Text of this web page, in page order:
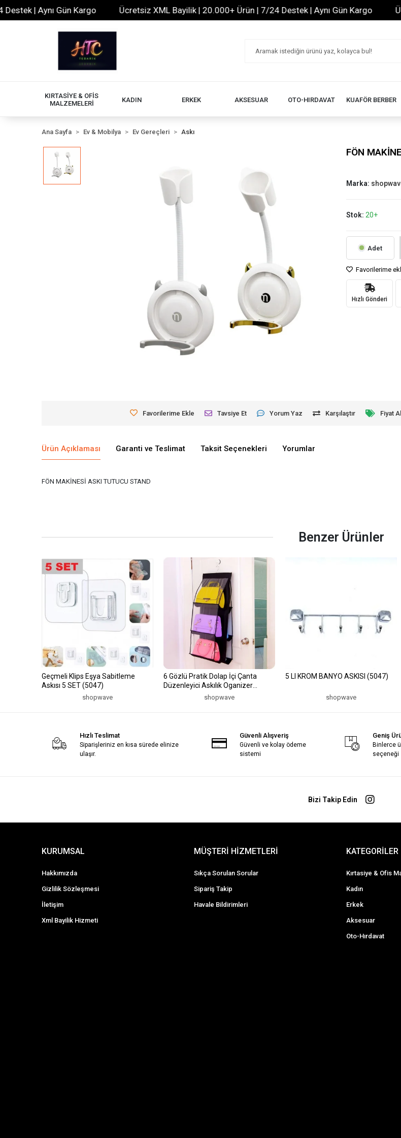
| Aynı Gün Kargo Ücretsiz XML Bayilik | 20.000+ Ürün | 7/24 Destek | Aynı Gün Kargo
KIRTASİYE & OFİS
MALZEMELERİ
KADIN ERKEK AKSESUAR OTO-HIRDAVAT KUAFÖR BERBER
Ana Sayfa Ev & Mobilya Ev Gereçleri Askı
FÖN
Marka:
Stok: 20+
Adet
Favorilerime
Hızlı Gönderi
Favorilerime Ekle Tavsiye Et Yorum Yaz Karşılaştır Fiyat
Ürün Açıklaması Garanti ve Teslimat Taksit Seçenekleri Yorumlar
FÖN MAKİNESİ ASKI TUTUCU STAND
Benzer Ürünler
Geçmeli Klips Eşya Sabitleme
Askısı 5 SET (5047)
shopwave
6 Gözlü Pratik Dolap İçi Çanta
Düzenleyici Askılık Oganizer
shopwave
5 LI KROM BANYO ASKISI (5047)
shopwave
Hızlı Teslimat
Siparişleriniz en kısa sürede elinize
ulaşır.
Güvenli Alışveriş
Güvenli ve kolay ödeme
sistemi
Geniş
Binlerce
seçeneği
Bizi Takip Edin
KURUMSAL
Hakkımızda
Gizlilik Sözleşmesi
İletişim
Xml Bayilik Hizmeti
MÜŞTERİ HİZMETLERİ
Sıkça Sorulan Sorular
Sipariş Takip
Havale Bildirimleri
KATEGORİLER
Kırtasiye & Ofis
Kadın
Erkek
Aksesuar
Oto-Hırdavat